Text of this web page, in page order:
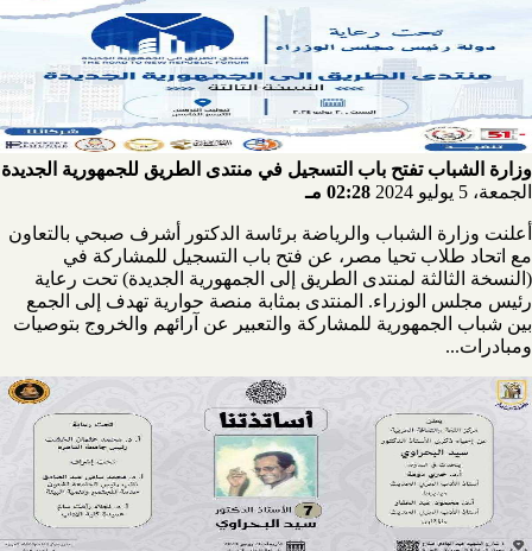
وزارة الشباب تفتح باب التسجيل في منتدى الطريق للجمهورية الجديدة
الجمعة، 5 يوليو 2024
02:28 مـ
أعلنت وزارة الشباب والرياضة برئاسة الدكتور أشرف صبحي بالتعاون
مع اتحاد طلاب تحيا مصر، عن فتح باب التسجيل للمشاركة في
(النسخة الثالثة لمنتدى الطريق إلى الجمهورية الجديدة) تحت رعاية
رئيس مجلس الوزراء. المنتدى بمثابة منصة حوارية تهدف إلى الجمع
بين شباب الجمهورية للمشاركة والتعبير عن آرائهم والخروج بتوصيات
ومبادرات...